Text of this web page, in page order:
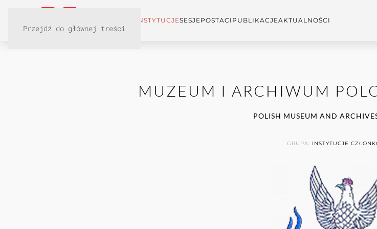
Przejdź do głównej treści
INSTYTUCJESESJEPOSTACI PUBLIKACJEAKTUALNOŚCI
MUZEUM I ARCHIWUM
POLISH MUSEUM AND
GRUPA: INSTYTUCJE